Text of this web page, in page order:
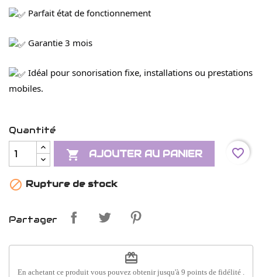
Parfait état de fonctionnement
Garantie 3 mois
Idéal pour sonorisation fixe, installations ou prestations
mobiles.
Quantité
 AJOUTER AU PANIER favorite_border
 Rupture de stock
Partager
redeem
En achetant ce produit vous pouvez obtenir jusqu'à 9 points de fidélité .